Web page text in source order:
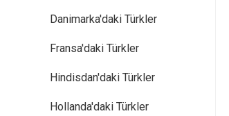
Danimarka'daki Türkler
Fransa'daki Türkler
Hindisdan'daki Türkler
Hollanda'daki Türkler